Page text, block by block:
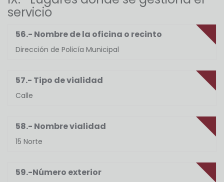
servicio
56.- Nombre de la oficina o recinto
Dirección de Policía Municipal
57.- Tipo de vialidad
Calle
58.- Nombre vialidad
15 Norte
59.-Número exterior